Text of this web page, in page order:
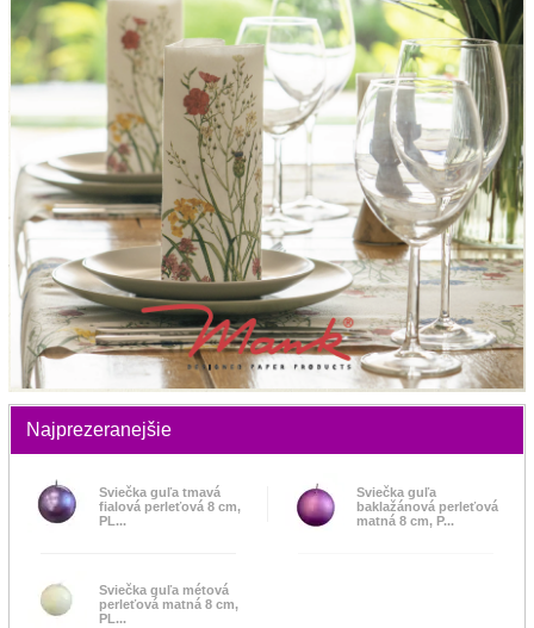
Najprezeranejšie
Sviečka guľa tmavá
fialová perleťová 8 cm,
PL...
Sviečka guľa
baklažánová perleťová
matná 8 cm, P...
Sviečka guľa métová
perleťová matná 8 cm,
PL...